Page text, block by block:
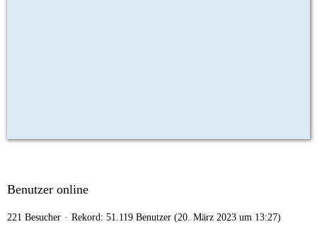
Benutzer online
221 Besucher Rekord: 51.119 Benutzer (20. März 2023 um 13:27)